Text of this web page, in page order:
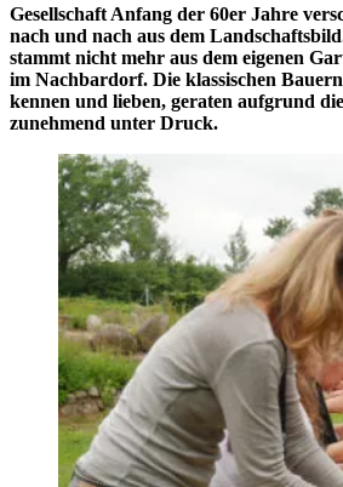
Gesellschaft Anfang der 60er Jahre
nach und nach aus dem
stammt nicht mehr aus dem eigenen
im Nachbardorf. Die klassischen
kennen und lieben, geraten aufgrund
zunehmend unter Druck.